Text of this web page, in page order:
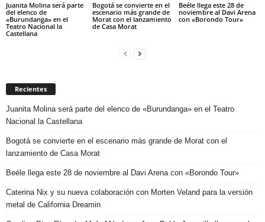
Juanita Molina será parte
del elenco de
«Burundanga» en el
Teatro Nacional la
Castellana
Bogotá se convierte en el
escenario más grande de
Morat con el lanzamiento
de Casa Morat
Beéle llega este 28 de
noviembre al Davi Arena
con «Borondo Tour»
Recientes
Juanita Molina será parte del elenco de «Burundanga» en el Teatro
Nacional la Castellana
Bogotá se convierte en el escenario más grande de Morat con el
lanzamiento de Casa Morat
Beéle llega este 28 de noviembre al Davi Arena con «Borondo Tour»
Caterina Nix y su nueva colaboración con Morten Veland para la versión
metal de California Dreamin